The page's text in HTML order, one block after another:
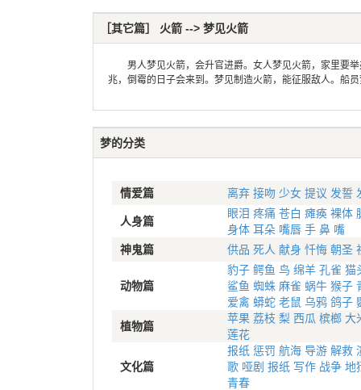
［其它篇］ 火箭 --> 梦见火箭
男人梦见火箭，会升官进爵。女人梦见火箭，家里要举
兆，倒霉的日子会来到。梦见制造火箭，能征服敌人。船
梦的分类
情爱篇 离弃 接吻 少女 提议 发誓
人身篇
眼泪 疼痛 苍白 瘫痪 裸体
身体 耳朵 嘴唇 手 鼻 嘴
神鬼篇
供品 死人 献身 忏悔 朝圣
动物篇
豹子 鳄鱼 鸟 绵羊 孔雀 猫
鲨鱼 蜘蛛 麻雀 蜗牛 猴子
爱禽 蟒蛇 老鼠 乌鸦 鸽子
植物篇
苹果 荔枝 梨 西瓜 槟榔 大
莲花
文化篇
报纸 惩罚 航海 导游 解救
歌 哑剧 报纸 写作 战争 地
青春